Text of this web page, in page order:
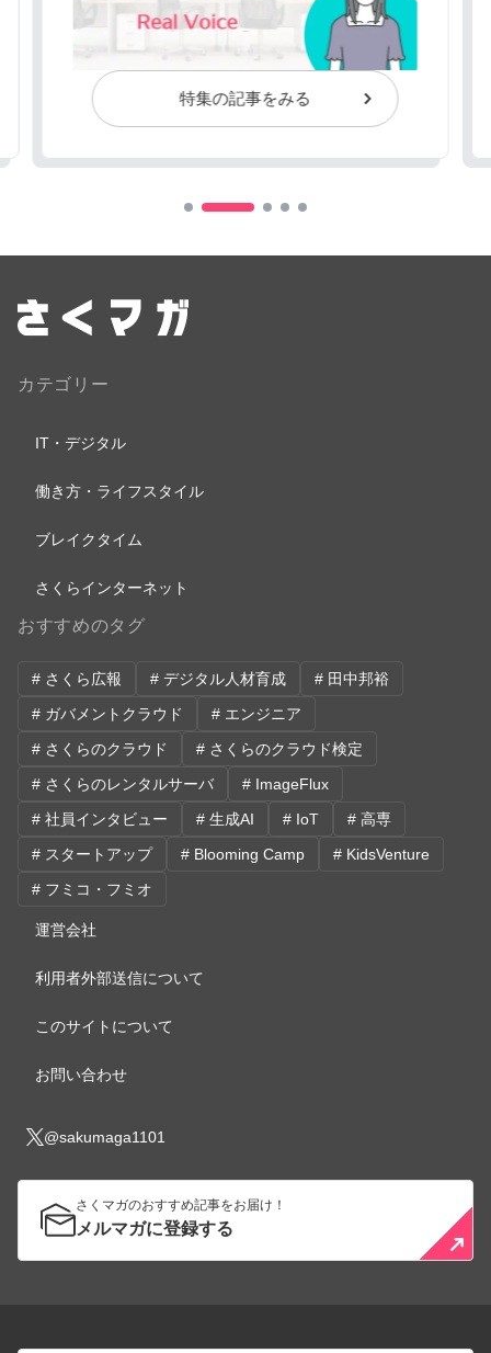
特集の記事をみる
運営会社
利用者外部送信について
このサイトについて
お問い合わせ
@sakumaga1101
さくマガのおすすめ記事をお届け！
メルマガに登録する
カテゴリー
IT・デジタル
働き方・ライフスタイル
ブレイクタイム
さくらインターネット
おすすめのタグ
# さくら広報 # デジタル人材育成
# 田中邦裕
# ガバメントクラウド
# エンジニア
# さくらのクラウド
# さくらのクラウド検定
# さくらのレンタルサーバ
# ImageFlux
# 社員インタビュー
# 生成AI # IoT
# 高専
# スタートアップ
# Blooming Camp
# KidsVenture
# フミコ・フミオ